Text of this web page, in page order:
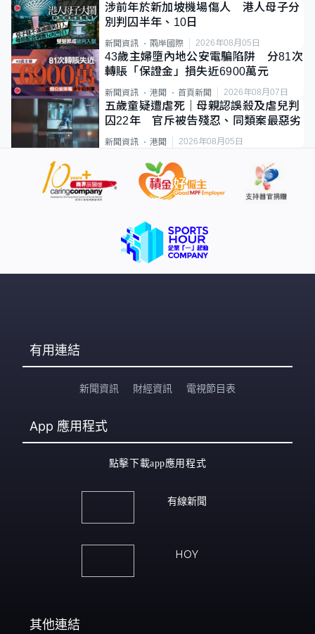
涉前年於新加坡機場傷人 港人母子分
別判囚半年、10日
新聞資訊 兩岸國際 2026年08月05日
43歲主婦墮內地公安電騙陷阱 分81次
轉賬「保證金」損失近6900萬元
新聞資訊 港聞 首頁新聞 2026年08月07日
五歲童疑遭虐死｜母親認誤殺及虐兒判
囚22年 官斥被告殘忍、同類案最惡劣
新聞資訊 港聞 2026年08月05日
有用連結
新聞資訊 財經資訊 電視節目表
App 應用程式
點擊下載app應用程式
有線新聞
HOY
其他連結